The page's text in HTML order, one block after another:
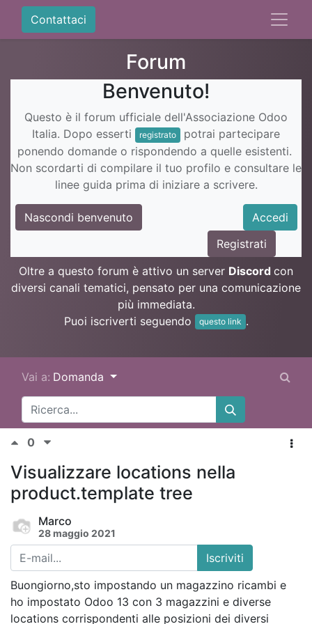
Contattaci
Forum
Benvenuto!
Questo è il forum ufficiale dell'Associazione Odoo
Italia. Dopo esserti
registrato
potrai partecipare
ponendo domande o rispondendo a quelle esistenti.
Non scordarti di compilare il tuo profilo e consultare le
linee guida prima di iniziare a scrivere.
Nascondi benvenuto
Accedi
Registrati
Oltre a questo forum è attivo un server Discord con
diversi canali tematici, pensato per una comunicazione
più immediata.
Puoi iscriverti seguendo
questo link .
Vai a: Domanda
0
Visualizzare locations nella
product.template tree
Marco
28 maggio 2021
Iscriviti
Buongiorno,sto impostando un magazzino ricambi e
ho impostato Odoo 13 con 3 magazzini e diverse
locations corrispondenti alle posizioni dei diversi